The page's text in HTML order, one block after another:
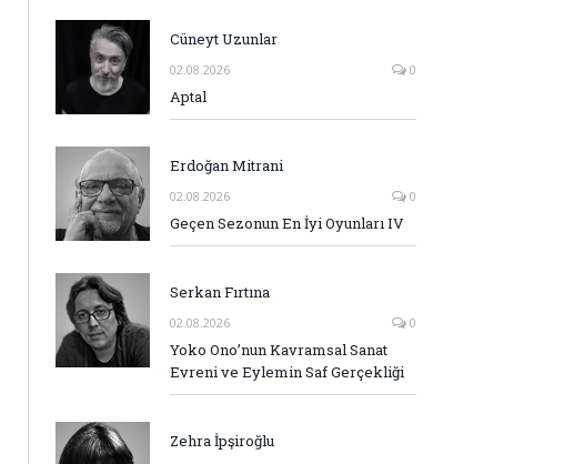
Cüneyt Uzunlar
02.08.2026 0
Aptal
Erdoğan Mitrani
02.08.2026 0
Geçen Sezonun En İyi Oyunları IV
Serkan Fırtına
02.08.2026 0
Yoko Ono’nun Kavramsal Sanat
Evreni ve Eylemin Saf Gerçekliği
Zehra İpşiroğlu